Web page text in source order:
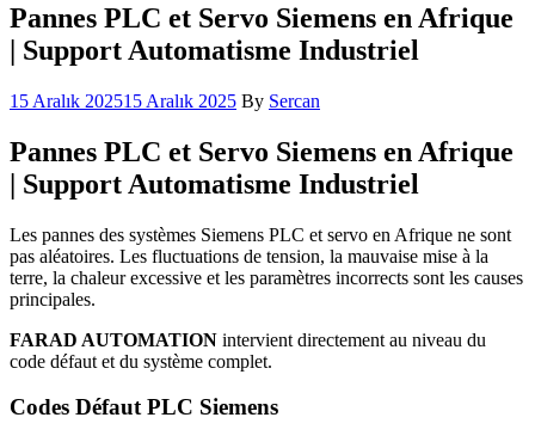
Pannes PLC et Servo Siemens en Afrique
| Support Automatisme Industriel
15 Aralık 202515 Aralık 2025 By Sercan
Pannes PLC et Servo Siemens en Afrique
| Support Automatisme Industriel
Les pannes des systèmes Siemens PLC et servo en Afrique ne sont
pas aléatoires. Les fluctuations de tension, la mauvaise mise à la
terre, la chaleur excessive et les paramètres incorrects sont les causes
principales.
FARAD AUTOMATION intervient directement au niveau du
code défaut et du système complet.
Codes Défaut PLC Siemens